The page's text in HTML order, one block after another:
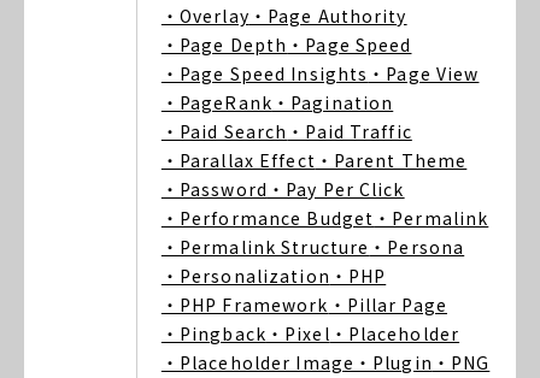
・Overlay ・Page Authority
・Page Depth ・Page Speed
・Page Speed Insights ・Page View
・PageRank ・Pagination
・Paid Search ・Paid Traffic
・Parallax Effect ・Parent Theme
・Password ・Pay Per Click
・Performance Budget ・Permalink
・Permalink Structure ・Persona
・Personalization ・PHP
・PHP Framework ・Pillar Page
・Pingback ・Pixel ・Placeholder
・Placeholder Image ・Plugin ・PNG